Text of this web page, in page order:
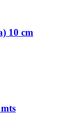
10 cm